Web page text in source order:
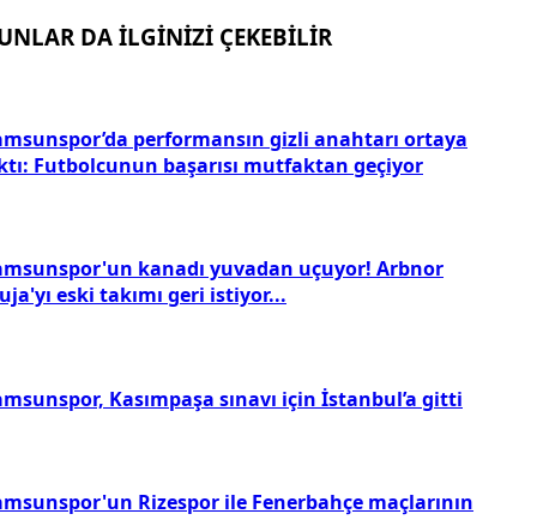
DA İLGİNİZİ ÇEKEBİLİR
performansın gizli anahtarı ortaya
Futbolcunun başarısı mutfaktan geçiyor
kanadı yuvadan uçuyor! Arbnor
eski takımı geri istiyor...
Kasımpaşa sınavı için İstanbul’a gitti
Rizespor ile Fenerbahçe maçlarının